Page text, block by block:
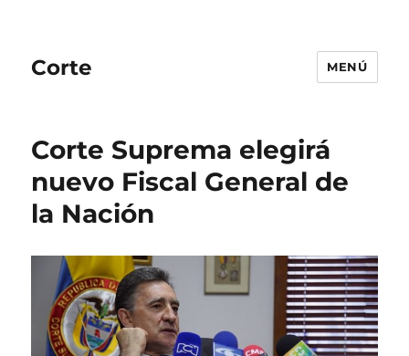
Corte MENÚ
Corte Suprema elegirá
nuevo Fiscal General de
la Nación